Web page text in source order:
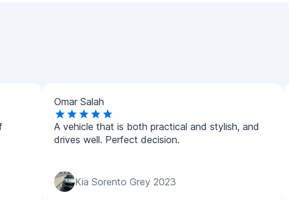
Omar Salah
A vehicle that is both practical and stylish, and
drives well. Perfect decision.
Kia Sorento Grey 2023